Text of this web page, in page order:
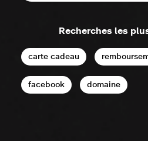
Recherches les
carte cadeau
facebook domaine